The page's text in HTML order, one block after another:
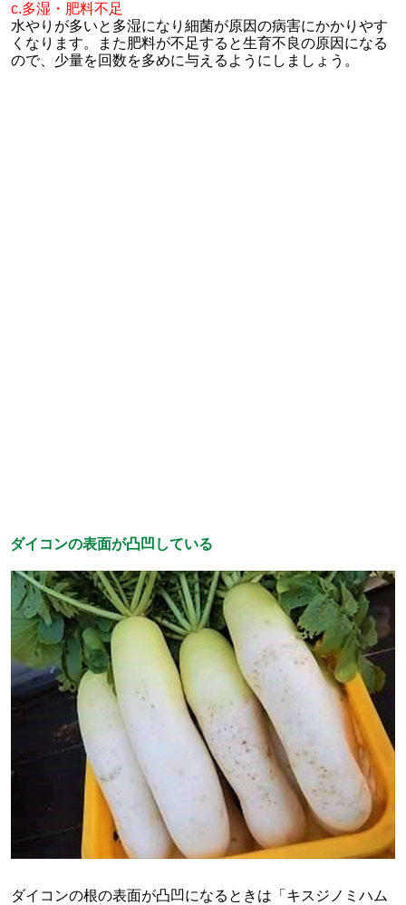
c.多湿・肥料不足
水やりが多いと多湿になり細菌が原因の病害にかかりやす
くなります。また肥料が不足すると生育不良の原因になる
ので、少量を回数を多めに与えるようにしましょう。
ダイコンの表面が凸凹している
ダイコンの根の表面が凸凹になるときは「キスジノミハム